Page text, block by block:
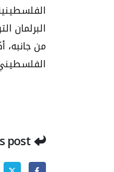
البرلمان
من
post